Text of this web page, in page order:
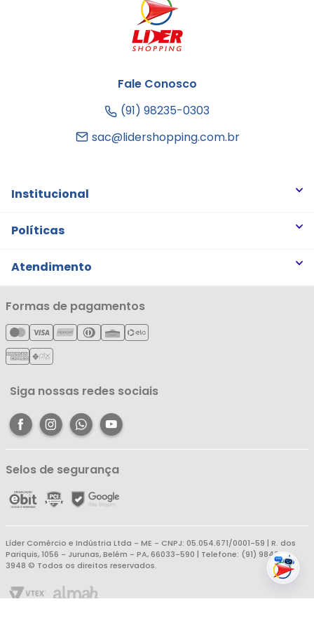
Fale Conosco
(91) 98235-0303
sac@lidershopping.com.br
Institucional
Quem somos
Notícias
Cartão Líderzan
Políticas
Trocas e Devoluções
Política de Privacidade
Política de Entrega
Política de Reembolso
Atendimento
Minha Conta
Meus Pedidos
Meus Favoritos
Central de Atendimento
Formas de pagamentos
Siga nossas redes sociais
Selos de segurança
Líder Comércio e Indústria Ltda - ME - CNPJ: 05.054.671/0001-59 | R. dos
Pariquis, 1056 - Jurunas, Belém - PA, 66033-590 | Telefone: (91) 98403-
3948 © Todos os direitos reservados.